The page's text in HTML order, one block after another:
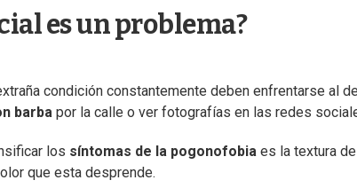
es un problema?
condición constantemente deben enfrentarse al
barba por la calle o ver fotografías en las redes
los síntomas de la pogonofobia es la textura
que esta desprende.